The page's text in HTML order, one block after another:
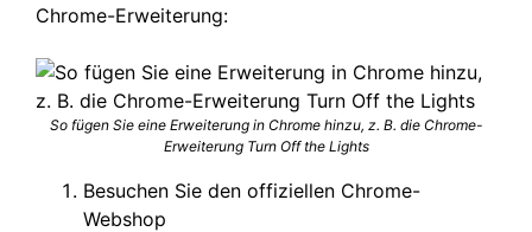
Chrome-Erweiterung:
So fügen Sie eine Erweiterung in Chrome hinzu, z. B. die Chrome-
Erweiterung Turn Off the Lights
Besuchen Sie den offiziellen Chrome-
Webshop